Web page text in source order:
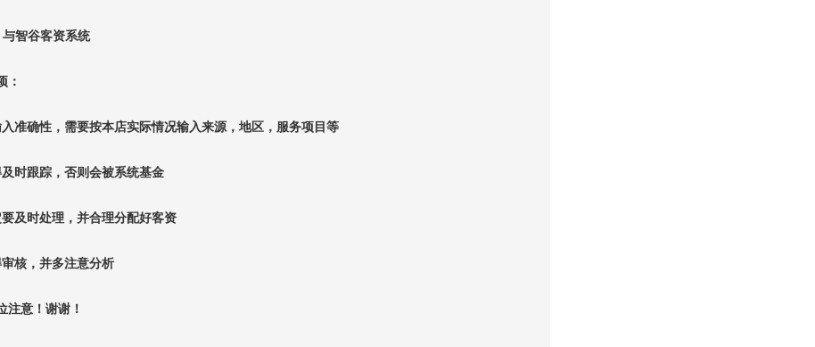
与智谷客资系统
：
准确性，需要按本店实际情况输入来源，地区，服务项目等
时跟踪，否则会被系统基金
及时处理，并合理分配好客资
核，并多注意分析
注意！谢谢！